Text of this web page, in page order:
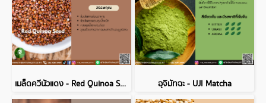
เมล็ดควีนัวแดง - Red Quinoa Seed อุจิมัทฉะ - UJI Matcha